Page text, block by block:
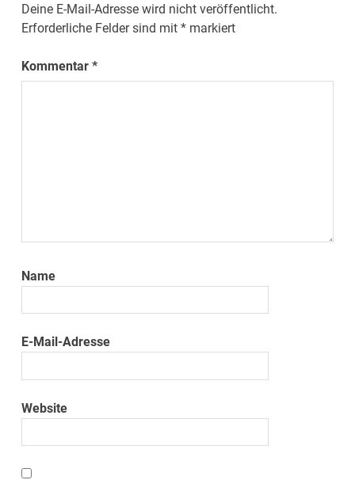
Deine E-Mail-Adresse wird nicht veröffentlicht.
Erforderliche Felder sind mit* markiert
Kommentar*
Name
E-Mail-Adresse
Website